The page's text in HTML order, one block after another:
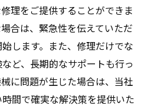
理をご提供することができま
合は、緊急性を伝えていただ
します。また、修理だけでな
ど、長期的なサポートも行っ
に問題が生じた場合は、当社
間で確実な解決策を提供いた